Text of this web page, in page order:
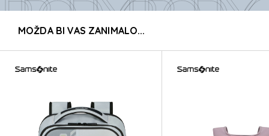
PRO-DLX 6 PRO-DLX 6
PRO-DLX 6 PRO-DLX 6
PRO-DLX 6 PRO-DLX 6
MOŽDA BI VAS ZANIMALO...